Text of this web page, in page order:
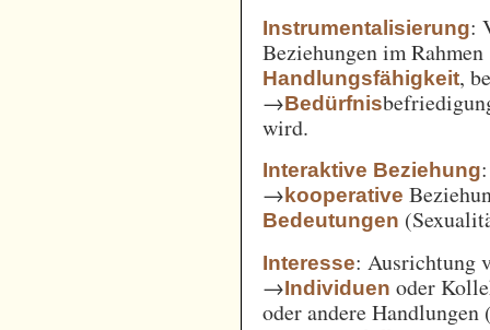
Instrumentalisierung:
Beziehungen im
Handlungsfähigkeit,
→Bedürfnis
wird.
Interaktive Beziehung
→kooperative
Bedeutungen
Interesse: Ausrichtung
→Individuen oder
oder andere